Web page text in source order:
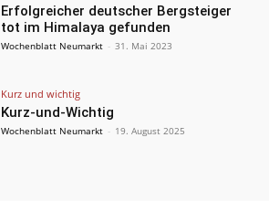
Erfolgreicher deutscher Bergsteiger
tot im Himalaya gefunden
Wochenblatt Neumarkt - 31. Mai 2023
Kurz und wichtig
Kurz-und-Wichtig
Wochenblatt Neumarkt - 19. August 2025